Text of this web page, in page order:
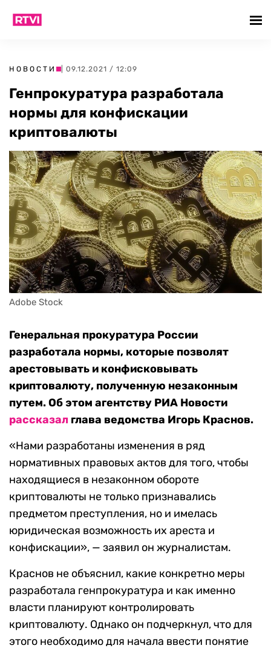
НОВОСТИ | 09.12.2021 / 12:09
Генпрокуратура разработала
нормы для конфискации
криптовалюты
Adobe Stock
Генеральная прокуратура России
разработала нормы, которые позволят
арестовывать и конфисковывать
криптовалюту, полученную незаконным
путем. Об этом агентству РИА Новости
рассказал глава ведомства Игорь Краснов.
«Нами разработаны изменения в ряд
нормативных правовых актов для того, чтобы
находящиеся в незаконном обороте
криптовалюты не только признавались
предметом преступления, но и имелась
юридическая возможность их ареста и
конфискации», — заявил он журналистам.
Краснов не объяснил, какие конкретно меры
разработала генпрокуратура и как именно
власти планируют контролировать
криптовалюту. Однако он подчеркнул, что для
этого необходимо для начала ввести понятие